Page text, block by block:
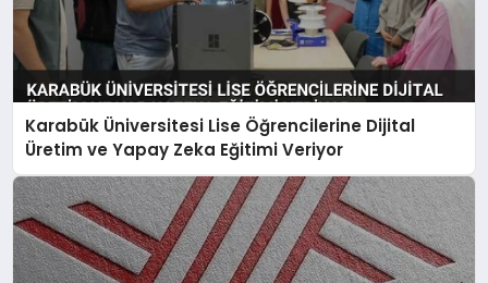
Karabük Üniversitesi Lise Öğrencilerine Dijital
Üretim ve Yapay Zeka Eğitimi Veriyor